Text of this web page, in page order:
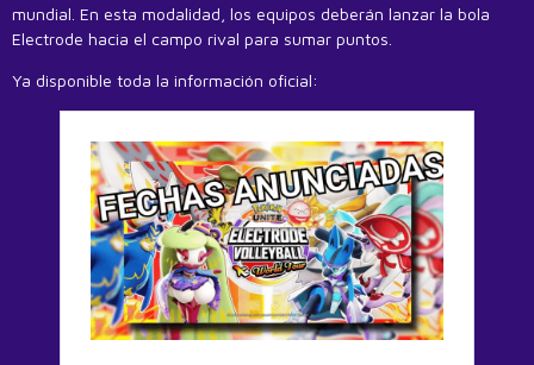
mundial. En esta modalidad, los equipos deberán lanzar la bola
Electrode hacia el campo rival para sumar puntos.
Ya disponible toda la información oficial: